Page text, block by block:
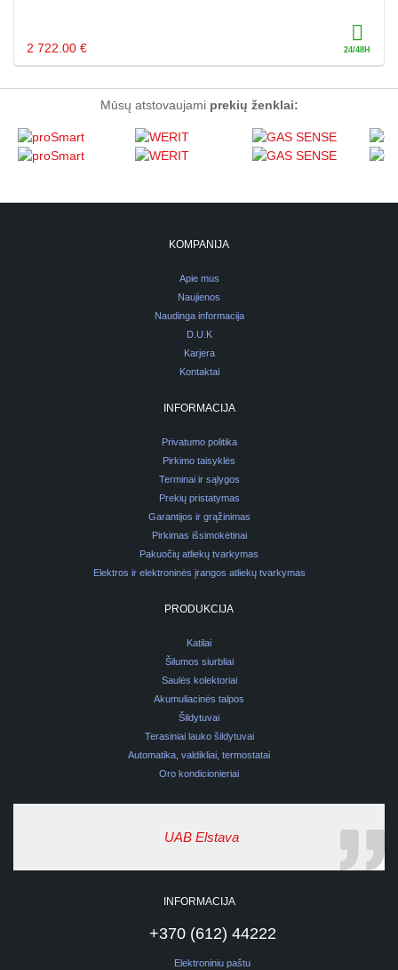
2 722.00 €
Mūsų atstovaujami prekių ženklai:
KOMPANIJA
Apie mus
Naujienos
Naudinga informacija
D.U.K
Karjera
Kontaktai
INFORMACIJA
Privatumo politika
Pirkimo taisyklės
Terminai ir sąlygos
Prekių pristatymas
Garantijos ir grąžinimas
Pirkimas išsimokėtinai
Pakuočių atliekų tvarkymas
Elektros ir elektroninės įrangos atliekų tvarkymas
PRODUKCIJA
Katilai
Šilumos siurbliai
Saulės kolektoriai
Akumuliacinės talpos
Šildytuvai
Terasiniai lauko šildytuvai
Automatika, valdikliai, termostatai
Oro kondicionieriai
UAB Elstava
INFORMACIJA
+370 (612) 44222
Elektroniniu paštu